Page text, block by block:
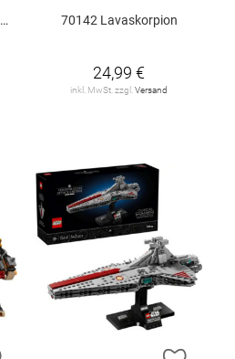
70142 Lavaskorpion
24,99 €
inkl. MwSt. zzgl. Versand